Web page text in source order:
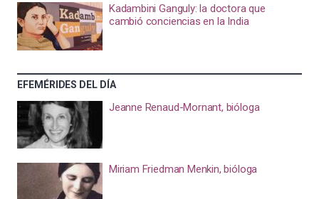
Kadambini Ganguly: la doctora que
cambió conciencias en la India
EFEMÉRIDES DEL DÍA
Jeanne Renaud-Mornant, bióloga
Miriam Friedman Menkin, bióloga